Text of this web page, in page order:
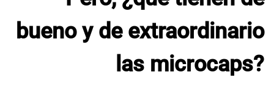
bueno y de extraordinario
las microcaps?